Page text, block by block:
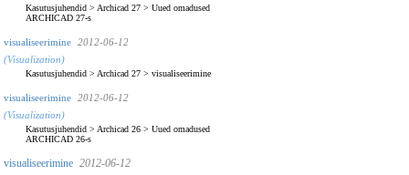
Kasutusjuhendid > Archicad 27 > Uued omadused
ARCHICAD 27-s
visualiseerimine
2012-06-12
(Visualization)
Kasutusjuhendid > Archicad 27 > visualiseerimine
visualiseerimine
2012-06-12
(Visualization)
Kasutusjuhendid > Archicad 26 > Uued omadused
ARCHICAD 26-s
visualiseerimine 2012-06-12